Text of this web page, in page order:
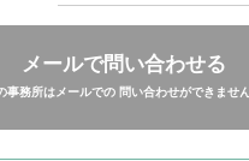
メールで問い合わせる
事務所はメールでの 問い合わせができません